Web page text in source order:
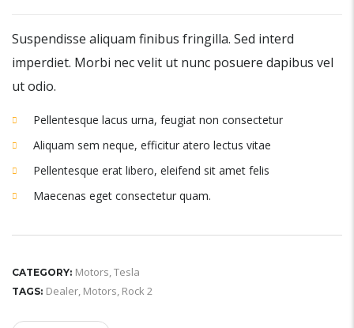
Suspendisse aliquam finibus fringilla. Sed interd
imperdiet. Morbi nec velit ut nunc posuere dapibus vel
ut odio.
Pellentesque lacus urna, feugiat non consectetur
Aliquam sem neque, efficitur atero lectus vitae
Pellentesque erat libero, eleifend sit amet felis
Maecenas eget consectetur quam.
CATEGORY: Motors,Tesla
TAGS: Dealer, Motors, Rock 2